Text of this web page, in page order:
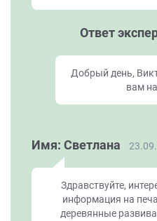
Ответ
Добрый день,
вам
Имя: Светлана
Здравствуйте,
информация на
деревянные